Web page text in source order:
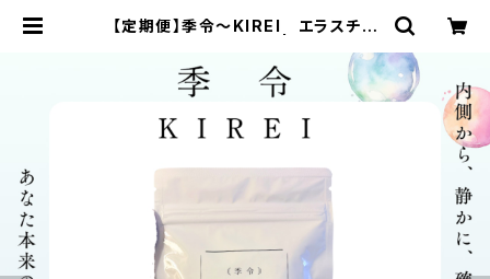
【定期便】季令〜KIREI エラスチン